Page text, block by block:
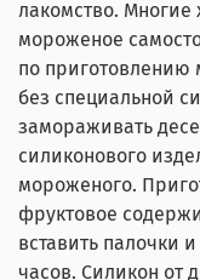
лакомство. Многие
мороженое
по приготовлению
без специальной
замораживать
силиконового
мороженого.
фруктовое
вставить палочки
часов. Силикон от